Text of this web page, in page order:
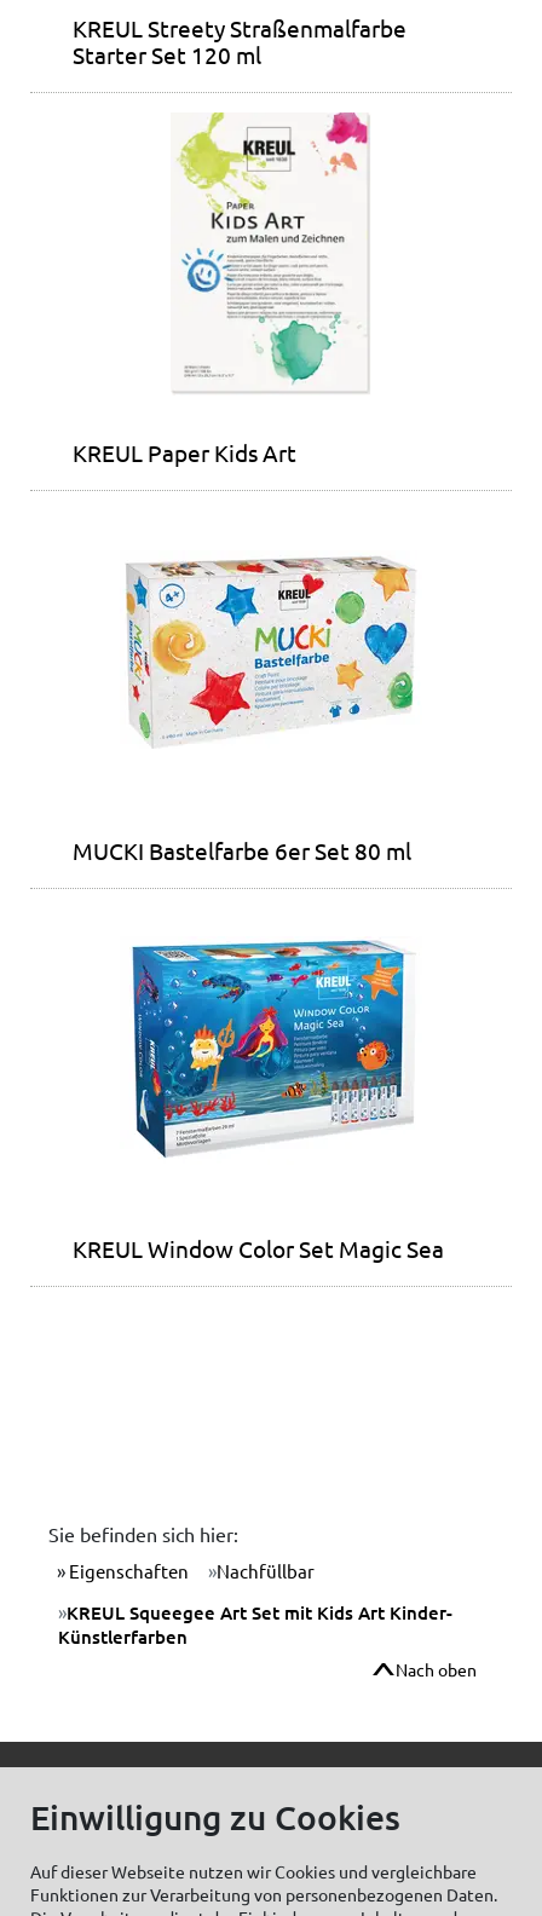
KREUL Streety Straßenmalfarbe
Starter Set 120 ml
KREUL Paper Kids Art
MUCKI Bastelfarbe 6er Set 80 ml
KREUL Window Color Set Magic Sea
Sie befinden sich hier:
Eigenschaften Nachfüllbar
KREUL Squeegee Art Set mit Kids Art Kinder-
Künstlerfarben
Nach oben
Zum Newsletter anmelden:
Einwilligung zu Cookies
Auf dieser Webseite nutzen wir Cookies und vergleichbare
Funktionen zur Verarbeitung von personenbezogenen Daten.